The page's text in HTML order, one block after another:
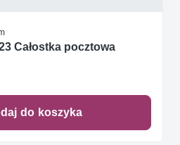
Całostka pocztowa
do koszyka